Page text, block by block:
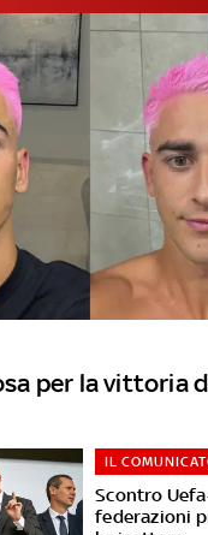
per la vittoria
Scontro
federazioni
IL